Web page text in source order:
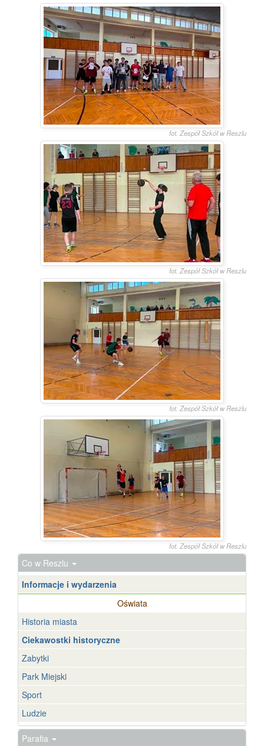
fot. Zespół Szkół w Reszlu
fot. Zespół Szkół w Reszlu
fot. Zespół Szkół w Reszlu
fot. Zespół Szkół w Reszlu
Co w Reszlu
Informacje i wydarzenia
Oświata
Historia miasta
Ciekawostki historyczne
Zabytki
Park Miejski
Sport
Ludzie
Parafia